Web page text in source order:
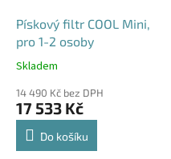
Pískový filtr COOL Mini,
pro 1-2 osoby
Průměrné
produktu
je
4,1
Skladem
14 490 Kč bez DPH
17 533 Kč
Do košíku